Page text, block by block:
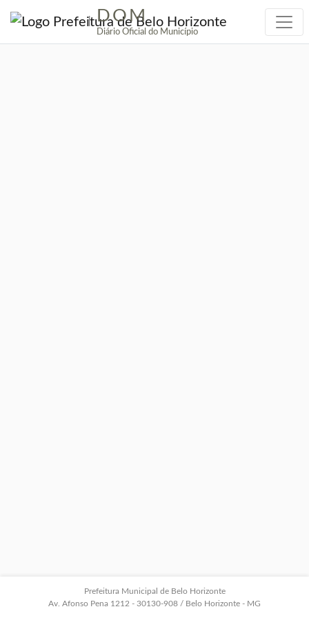
| DOM
Diário Oficial do Município
Prefeitura Municipal de Belo Horizonte
Av. Afonso Pena 1212 - 30130-908 / Belo Horizonte - MG